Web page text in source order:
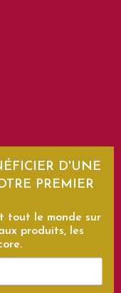
D'UNE
PREMIER
tout le monde sur
produits, les